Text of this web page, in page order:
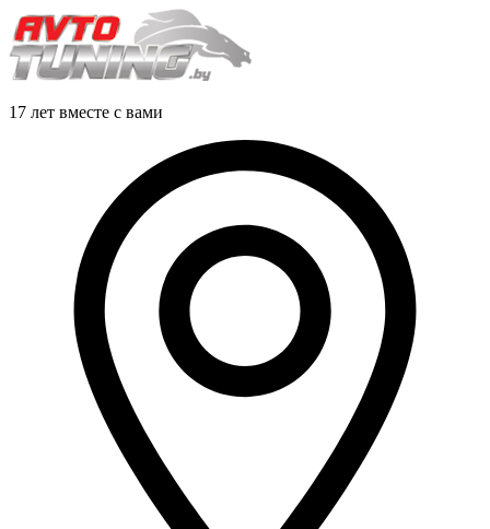
17 лет вместе с вами